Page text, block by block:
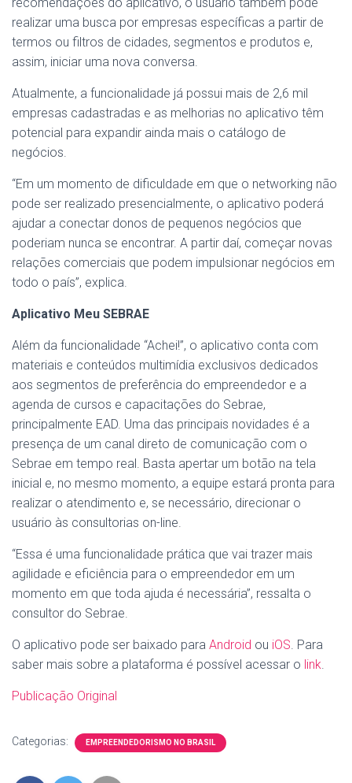
realizar uma busca por empresas específicas a partir de
termos ou filtros de cidades, segmentos e produtos e,
assim, iniciar uma nova conversa.
Atualmente, a funcionalidade já possui mais de 2,6 mil
empresas cadastradas e as melhorias no aplicativo têm
potencial para expandir ainda mais o catálogo de
negócios.
“Em um momento de dificuldade em que o networking não
pode ser realizado presencialmente, o aplicativo poderá
ajudar a conectar donos de pequenos negócios que
poderiam nunca se encontrar. A partir daí, começar novas
relações comerciais que podem impulsionar negócios em
todo o país”, explica.
Aplicativo Meu SEBRAE
Além da funcionalidade “Achei!”, o aplicativo conta com
materiais e conteúdos multimídia exclusivos dedicados
aos segmentos de preferência do empreendedor e a
agenda de cursos e capacitações do Sebrae,
principalmente EAD. Uma das principais novidades é a
presença de um canal direto de comunicação com o
Sebrae em tempo real. Basta apertar um botão na tela
inicial e, no mesmo momento, a equipe estará pronta para
realizar o atendimento e, se necessário, direcionar o
usuário às consultorias on-line.
“Essa é uma funcionalidade prática que vai trazer mais
agilidade e eficiência para o empreendedor em um
momento em que toda ajuda é necessária”, ressalta o
consultor do Sebrae.
O aplicativo pode ser baixado para Android ou iOS. Para
saber mais sobre a plataforma é possível acessar o link.
Publicação Original
Categorias: EMPREENDEDORISMO NO BRASIL